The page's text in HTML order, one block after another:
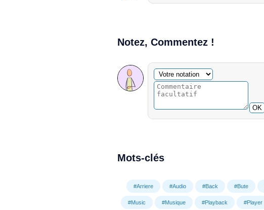
Notez, Commentez !
Commentaire facultatif
Votre notation
OK
Mots-clés
#Arriere #Audio #Back #Bute
#Music #Musique #Playback #Player